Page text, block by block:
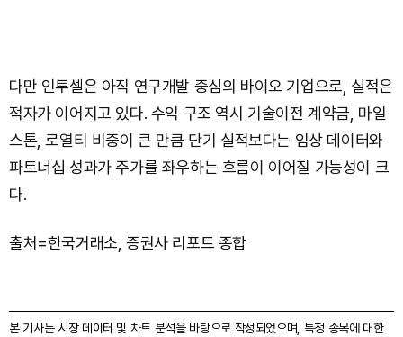
다만 인투셀은 아직 연구개발 중심의 바이오 기업으로, 실적은
적자가 이어지고 있다. 수익 구조 역시 기술이전 계약금, 마일
스톤, 로열티 비중이 큰 만큼 단기 실적보다는 임상 데이터와
파트너십 성과가 주가를 좌우하는 흐름이 이어질 가능성이 크
다.
출처=한국거래소, 증권사 리포트 종합
본 기사는 시장 데이터 및 차트 분석을 바탕으로 작성되었으며, 특정 종목에 대한